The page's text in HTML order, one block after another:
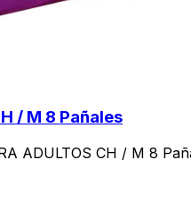
/ M 8 Pañales
ADULTOS CH / M 8